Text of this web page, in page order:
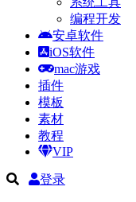
编程开发
安卓软件
iOS软件
mac游戏
插件
模板
素材
教程
VIP
登录